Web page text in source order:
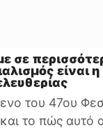
σε
είναι
του 47ου
το πώς αυτό